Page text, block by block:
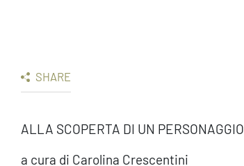
SHARE
ALLA SCOPERTA DI UN PERSONAGGIO
a cura di Carolina Crescentini